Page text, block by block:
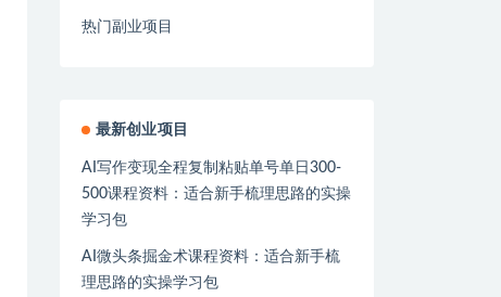
热门副业项目
最新创业项目
AI写作变现全程复制粘贴单号单日300-
500课程资料：适合新手梳理思路的实操
学习包
AI微头条掘金术课程资料：适合新手梳
理思路的实操学习包